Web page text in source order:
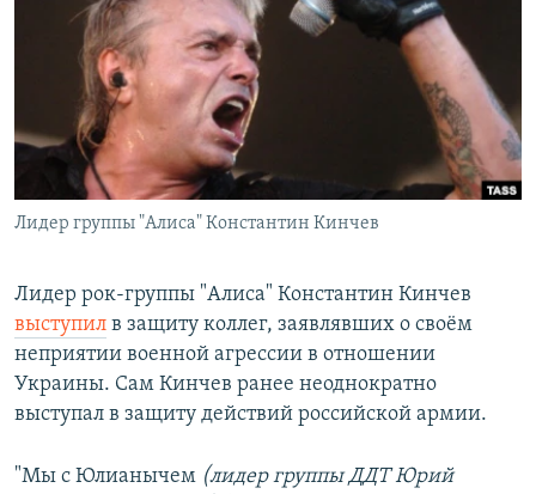
РАСПИСАНИЕ ВЕЩАНИЯ
ПОДПИШИТЕСЬ НА РАССЫЛКУ
СОЦИАЛЬНЫЕ СЕТИ
Все сайты РСЕ/РС
Лидер группы "Алиса" Константин Кинчев
Лидер рок-группы "Алиса" Константин Кинчев
выступил в защиту коллег, заявлявших о своём
неприятии военной агрессии в отношении
Украины. Сам Кинчев ранее неоднократно
выступал в защиту действий российской армии.
"Мы с Юлианычем (лидер группы ДДТ Юрий